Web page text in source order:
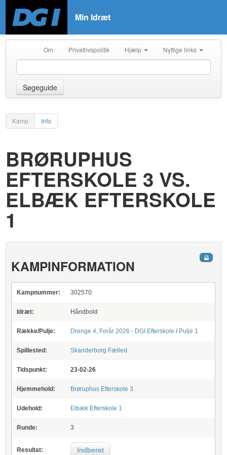
Min Idræt
Om Privatlivspolitik Hjælp Nyttige links
Søgeguide
Kamp Info
BRØRUPHUS
EFTERSKOLE 3 VS.
ELBÆK EFTERSKOLE
1
KAMPINFORMATION
Kampnummer: 302570
Idræt: Håndbold
Række/Pulje: Drenge 4, Forår 2026 - DGI Efterskole / Pulje 1
Spillested: Skanderborg Fælled
Tidspunkt: 23-02-26
Hjemmehold: Brøruphus Efterskole 3
Udehold: Elbæk Efterskole 1
Runde: 3
Resultat: Indberet